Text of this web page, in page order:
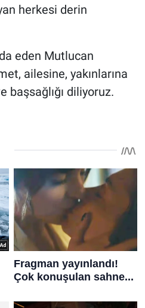
herkesi derin
eden Mutlucan
ailesine, yakınlarına
başsağlığı diliyoruz.